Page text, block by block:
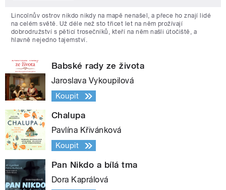
Lincolnův ostrov nikdo nikdy na mapě nenašel, a přece ho znají lidé
na celém světě. Už déle než sto třicet let na něm prožívají
dobrodružství s pěticí trosečníků, kteří na něm našli útočiště, a
hlavně nejedno tajemství.
Babské rady ze života
Jaroslava Vykoupilová
Koupit
Chalupa
Pavlína Křivánková
Koupit
Pan Nikdo a bílá tma
Dora Kaprálová